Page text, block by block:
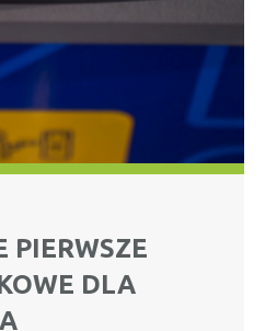
PIERWSZE
DLA